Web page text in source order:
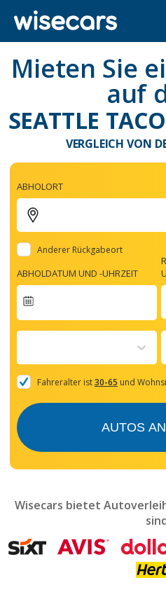
Mieten Sie
auf
SEATTLE
VERGLEICH VON
ABHOLORT
Anderer Rückgabeort
ABHOLDATUM UND -UHRZEIT
forward
with
the
and
mark
get
the
Fahreralter ist30-65 und
AUTOS
Wisecars bietet